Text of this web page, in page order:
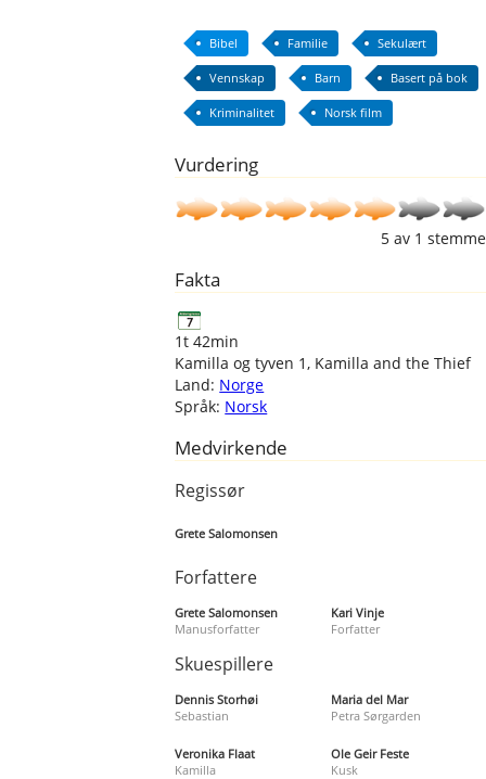
Bibel Familie Sekulært
Vennskap Barn Basert på bok
Kriminalitet Norsk film
Vurdering
5av 1 stemme
Fakta
1t 42min
Kamilla og tyven 1, Kamilla and the Thief
Land: Norge
Språk: Norsk
Medvirkende
Regissør
Grete Salomonsen
Forfattere
Grete Salomonsen
Manusforfatter
Kari Vinje
Forfatter
Skuespillere
Dennis Storhøi
Sebastian
Maria del Mar
Petra Sørgarden
Veronika Flaat
Kamilla
Ole Geir Feste
Kusk